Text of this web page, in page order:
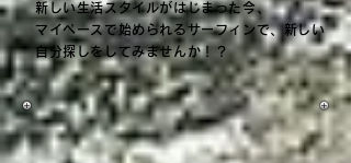
新しい生活スタイルがはじまった今、
マイペースで始められるサーフィンで、新しい
自分探しをしてみませんか！？